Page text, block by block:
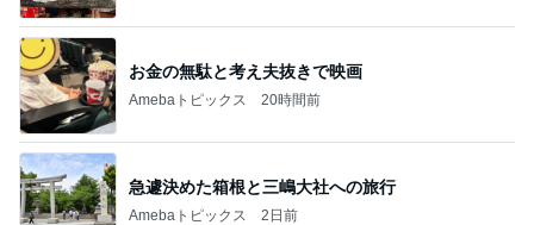
お金の無駄と考え夫抜きで映画
Amebaトピックス 20時間前
急遽決めた箱根と三嶋大社への旅行
Amebaトピックス 2日前